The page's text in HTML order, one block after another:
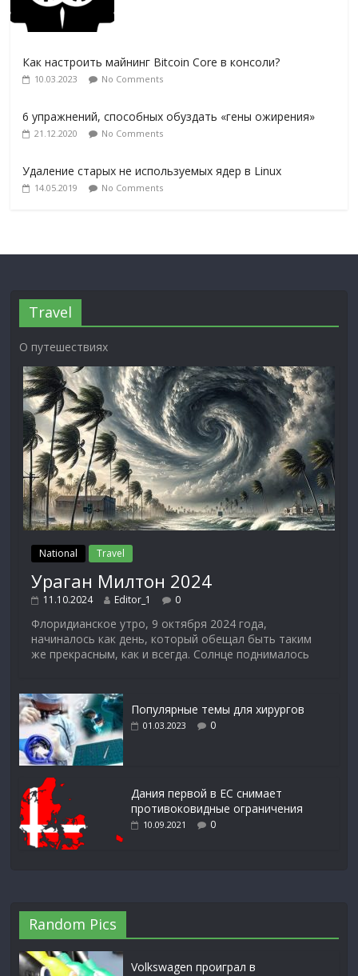
Как настроить майнинг Bitcoin Core в консоли?
10.03.2023 No Comments
6 упражнений, способных обуздать «гены ожирения»
21.12.2020 No Comments
Удаление старых не используемых ядер в Linux
14.05.2019 No Comments
Travel
О путешествиях
National Travel
Ураган Милтон 2024
11.10.2024 Editor_1 0
Флоридианское утро, 9 октября 2024 года,
начиналось как день, который обещал быть таким
же прекрасным, как и всегда. Солнце поднималось
Популярные темы для хирургов
01.03.2023 0
Дания первой в ЕС снимает
противоковидные ограничения
10.09.2021 0
Random Pics
Volkswagen проиграл в